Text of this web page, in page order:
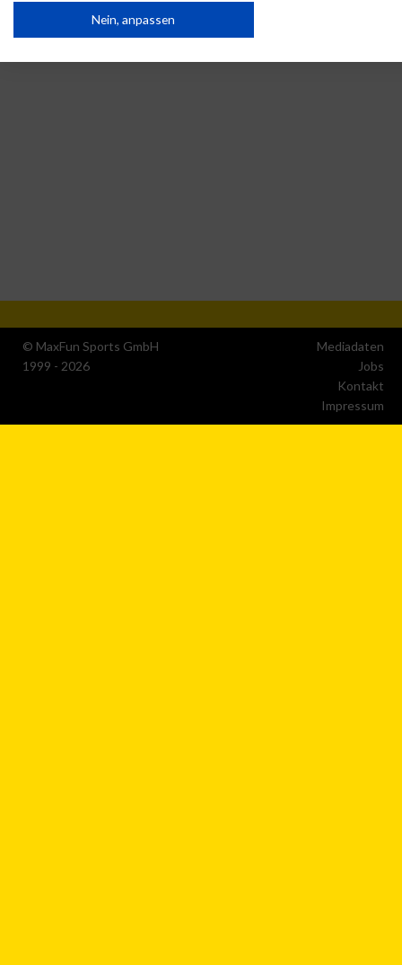
Team Position, DNS = Did not start, DNF = Did not finish, DQ =
© MaxFun Sports GmbH
1999 - 2026
Mediadaten
Jobs
Kontakt
Impressum
IAB-Verarbeitungszwecke:
Verwendung von Profilen zur Auswahl personalisierter Inhalte
Nein, anpassen